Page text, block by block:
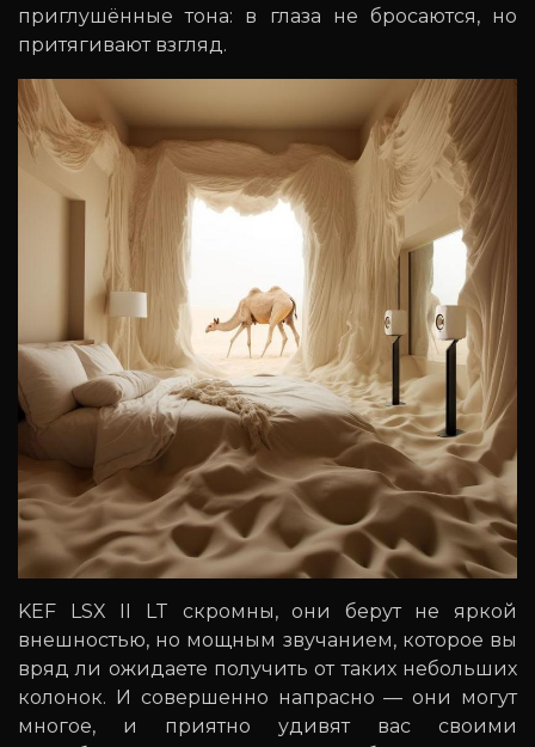
приглушённые тона: в глаза не бросаются, но
притягивают взгляд.
KEF LSX II LT скромны, они берут не яркой
внешностью, но мощным звучанием, которое вы
вряд ли ожидаете получить от таких небольших
колонок. И совершенно напрасно — они могут
многое, и приятно удивят вас своими